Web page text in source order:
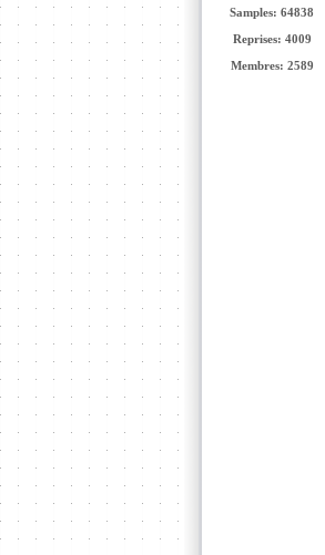
Samples: 64838
Reprises: 4009
Membres: 2589